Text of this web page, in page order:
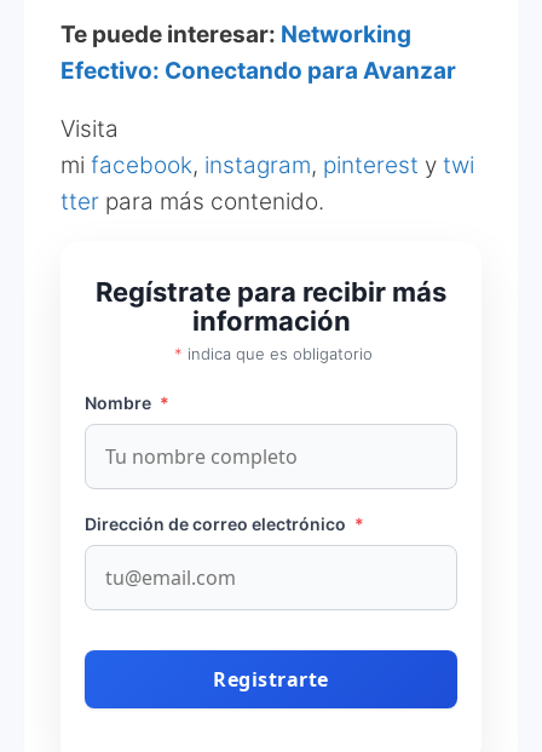
Te puede interesar: Networking
Efectivo: Conectando para Avanzar
Visita
mi facebook, instagram, pinterest y twi
tter para más contenido.
Regístrate para recibir más
información
* indica que es obligatorio
Nombre *
Dirección de correo electrónico *